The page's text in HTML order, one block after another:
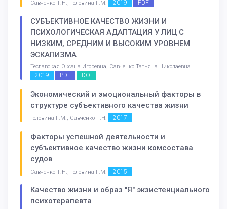
Савченко Т.Н., Головина Г.М. 2019 PDF
СУБЪЕКТИВНОЕ КАЧЕСТВО ЖИЗНИ И
ПСИХОЛОГИЧЕСКАЯ АДАПТАЦИЯ У ЛИЦ С
НИЗКИМ, СРЕДНИМ И ВЫСОКИМ УРОВНЕМ
ЭСКАПИЗМА
Теславская Оксана Игоревна, Савченко Татьяна Николаевна
2019 PDF DOI
Экономический и эмоциональный факторы в
структуре субъективного качества жизни
Головина Г.М., Савченко Т.Н. 2017
Факторы успешной деятельности и
субъективное качество жизни комсостава
судов
Савченко Т.Н., Головина Г.М. 2015
Качество жизни и образ "Я" экзистенциального
психотерапевта